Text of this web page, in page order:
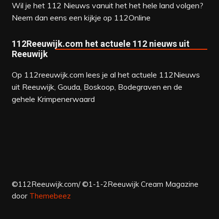
Wil je het 112 Nieuws vanuit het het hele land volgen?
Neem dan eens een kijkje op 112Online
112Reeuwijk.com het actuele 112 nieuws uit
Reeuwijk
Op 112reeuwijk.com lees je al het actuele 112Nieuws
uit Reeuwijk, Gouda, Boskoop, Bodegraven en de
gehele Krimpenerwaard
©112Reeuwijk.com/ ©1-1-2ReeuwijkCream Magazine
door Themebeez